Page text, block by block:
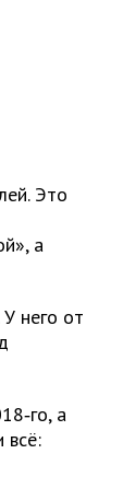
Это
а
него от
а
всё: